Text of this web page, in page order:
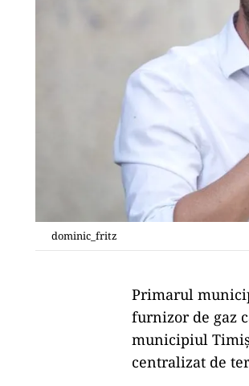
dominic_fritz
Primarul
furnizor de gaz
municipiul
centralizat de